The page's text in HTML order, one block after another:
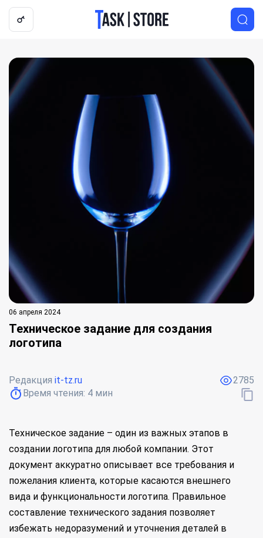
Логотип
06 апреля 2024
Техническое задание для создания
логотипа
Редакция it-tz.ru
Время чтения: 4 мин
2785
Техническое задание – один из важных этапов в
создании логотипа для любой компании. Этот
документ аккуратно описывает все требования и
пожелания клиента, которые касаются внешнего
вида и функциональности логотипа. Правильное
составление технического задания позволяет
избежать недоразумений и уточнения деталей в